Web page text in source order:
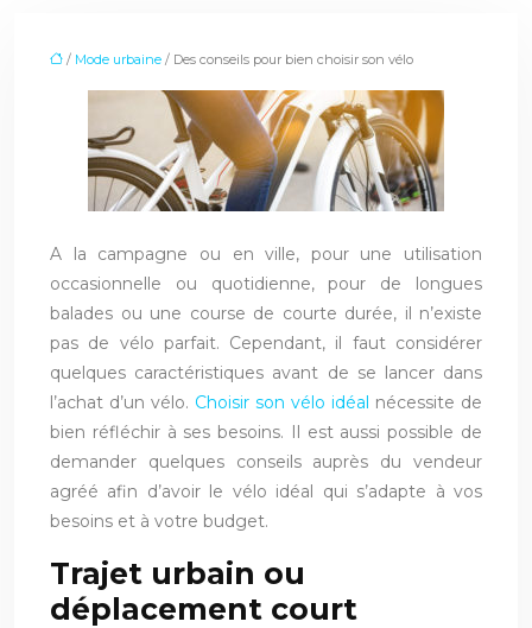
/ Mode urbaine / Des conseils pour bien choisir son vélo
A la campagne ou en ville, pour une utilisation
occasionnelle ou quotidienne, pour de longues
balades ou une course de courte durée, il n’existe
pas de vélo parfait. Cependant, il faut considérer
quelques caractéristiques avant de se lancer dans
l’achat d’un vélo. Choisir son vélo idéal nécessite de
bien réfléchir à ses besoins. Il est aussi possible de
demander quelques conseils auprès du vendeur
agréé afin d’avoir le vélo idéal qui s’adapte à vos
besoins et à votre budget.
Trajet urbain ou
déplacement court